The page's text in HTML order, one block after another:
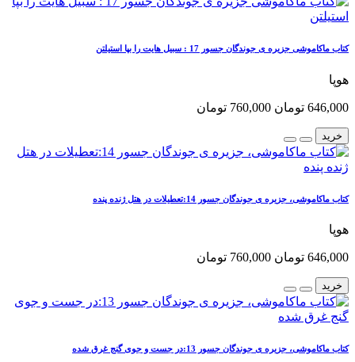
کتاب ماکاموشی جزیره ی جوندگان جسور 17 : سبیل هایت را بپا استیلتن
هوپا
646,000 تومان 760,000 تومان
خرید
کتاب ماکاموشی، جزیره ی جوندگان جسور 14:تعطیلات در هتل ژنده پنده
هوپا
646,000 تومان 760,000 تومان
خرید
کتاب ماکاموشی، جزیره ی جوندگان جسور 13:در جست و جوی گنج غرق شده